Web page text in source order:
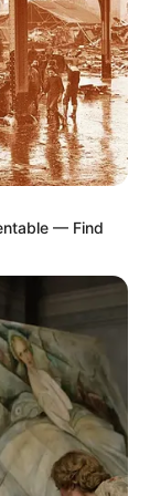
Seiten
das passende
in einer
Hilfe dienen
die
Stadtplan bzw.
. Darüber
übernehmen
— Find